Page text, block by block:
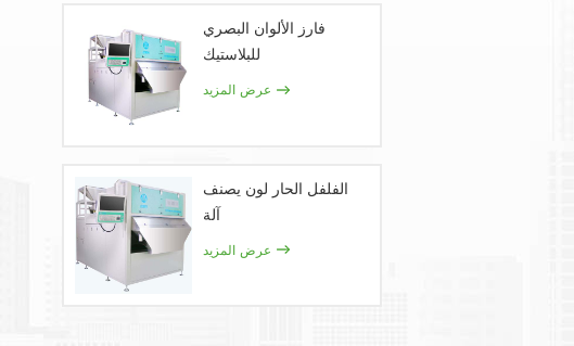
فارز الألوان البصري
للبلاستيك
عرض المزيد
الفلفل الحار لون يصنف
آلة
عرض المزيد